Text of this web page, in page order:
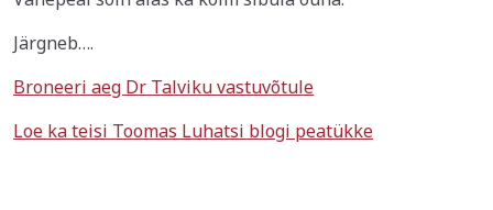
Järgneb….
Broneeri aeg Dr Talviku vastuvõtule
Loe ka teisi Toomas Luhatsi blogi peatükke